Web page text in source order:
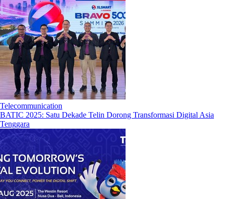
Telecommunication
BATIC 2025: Satu Dekade Telin Dorong Transformasi Digital Asia
Tenggara